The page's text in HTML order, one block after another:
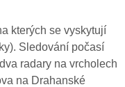
kterých se vyskytují
Sledování počasí
radary na vrcholech
na Drahanské